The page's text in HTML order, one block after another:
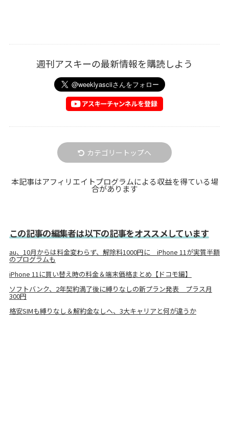
週刊アスキーの最新情報を購読しよう
カテゴリートップへ
本記事はアフィリエイトプログラムによる収益を得ている場
合があります
この記事の編集者は以下の記事をオススメしています
au、10月からは料金変わらず、解除料1000円に iPhone 11が実質半額
のプログラムも
iPhone 11に買い替え時の料金＆端末価格まとめ【ドコモ編】
ソフトバンク、2年契約満了後に縛りなしの新プラン発表 プラス月
300円
格安SIMも縛りなし＆解約金なしへ、3大キャリアと何が違うか